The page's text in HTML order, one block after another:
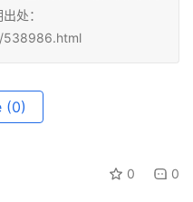
处：
538986.html
(0)
0 0